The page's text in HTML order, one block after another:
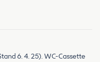
6. 4. 25). WC-Cassette